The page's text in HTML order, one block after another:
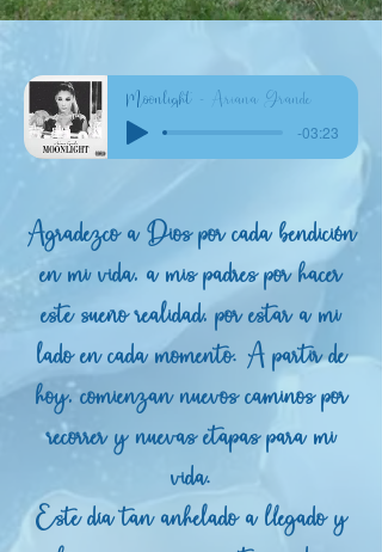
Moonlight Ariana Grande
-03:23
Agradezco a Dios por cada bendición
en mi vida, a mis padres por hacer
este sueño realidad, por estar a mi
lado en cada momento. A partir de
hoy, comienzan nuevos caminos por
recorrer y nuevas etapas para mi
vida.
Este día tan anhelado a llegado y